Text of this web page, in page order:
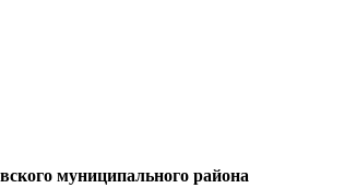
муниципального района